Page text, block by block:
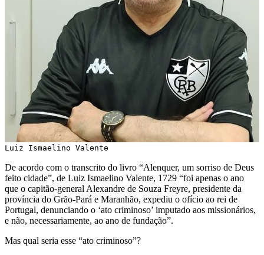
Luiz Ismaelino Valente
De acordo com o transcrito do livro “Alenquer, um sorriso de Deus
feito cidade”, de Luiz Ismaelino Valente, 1729 “foi apenas o ano
que o capitão-general Alexandre de Souza Freyre, presidente da
província do Grão-Pará e Maranhão, expediu o ofício ao rei de
Portugal, denunciando o ‘ato criminoso’ imputado aos missionários,
e não, necessariamente, ao ano de fundação”.
Mas qual seria esse “ato criminoso”?